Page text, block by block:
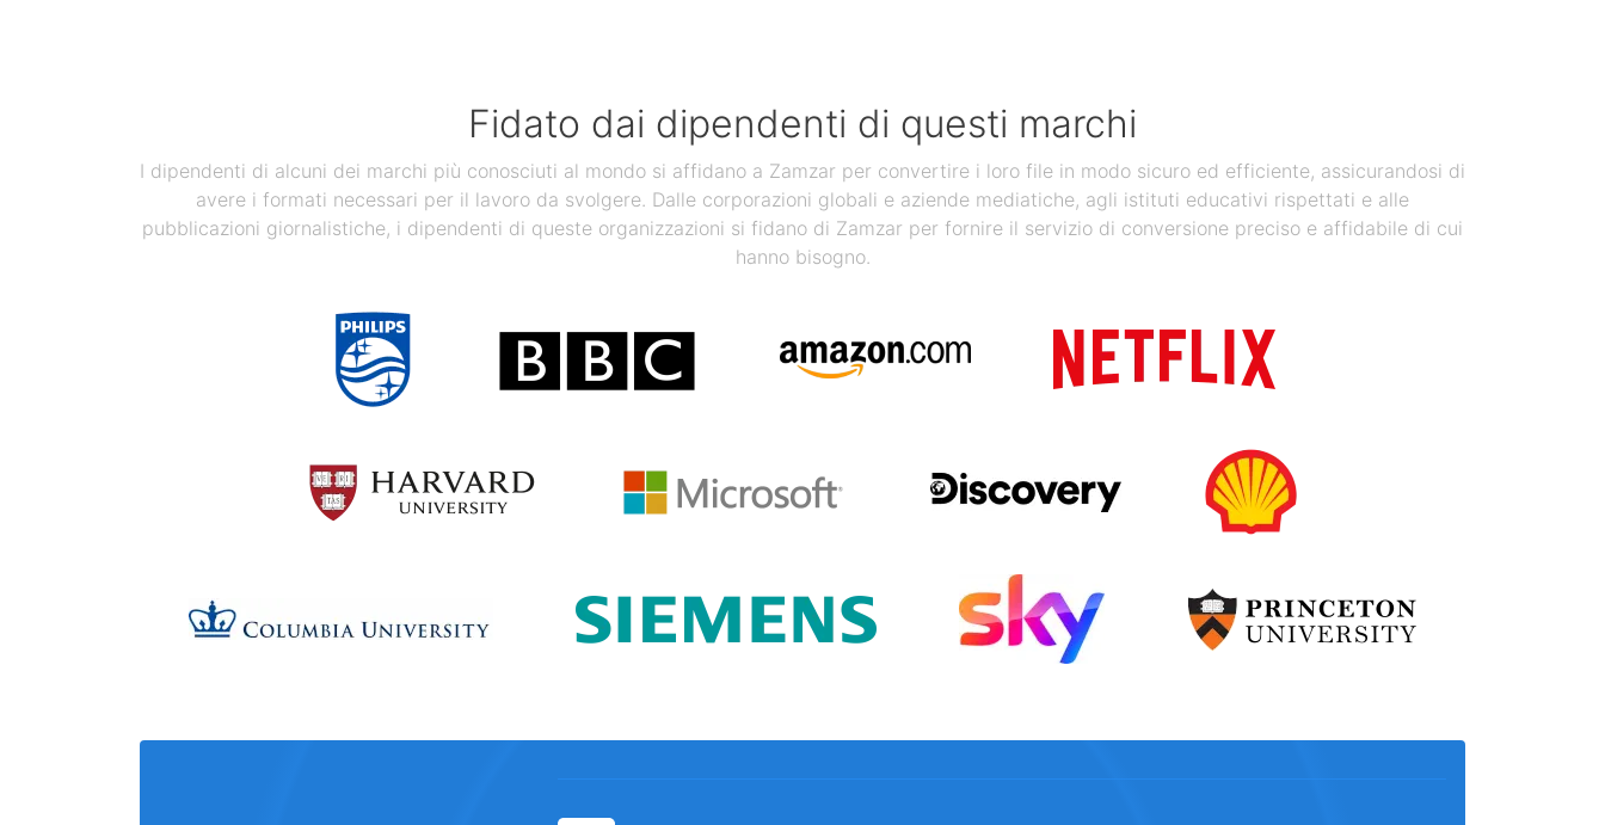
Fidato dai dipendenti di questi marchi
I dipendenti di alcuni dei marchi più conosciuti al mondo si affidano a Zamzar per convertire i loro file in modo sicuro ed efficiente, assicurandosi di
avere i formati necessari per il lavoro da svolgere. Dalle corporazioni globali e aziende mediatiche, agli istituti educativi rispettati e alle
pubblicazioni giornalistiche, i dipendenti di queste organizzazioni si fidano di Zamzar per fornire il servizio di conversione preciso e affidabile di cui
hanno bisogno.